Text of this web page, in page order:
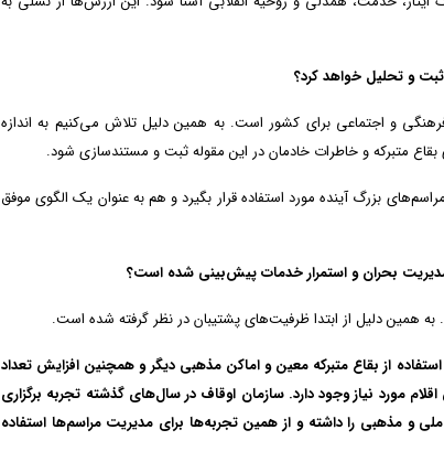
و تحلیل خواهد کرد؟
و اجتماعی برای کشور است. به همین دلیل تلاش می‌کنیم به اندازه
بقاع متبرکه و خاطرات خادمان در این مقوله ثبت و مستندسازی شود.
بزرگ آینده مورد استفاده قرار بگیرد و هم به عنوان یک الگوی موفق
بحران و استمرار خدمات پیش‌بینی شده است؟
همین دلیل از ابتدا ظرفیت‌های پشتیبان در نظر گرفته شده است.
از بقاع متبرکه معین و اماکن مذهبی دیگر و همچنین افزایش تعداد
مورد نیاز وجود دارد. سازمان اوقاف در سال‌های گذشته تجربه برگزاری
و مذهبی را داشته و از همین تجربه‌ها برای مدیریت مراسم‌ها استفاده